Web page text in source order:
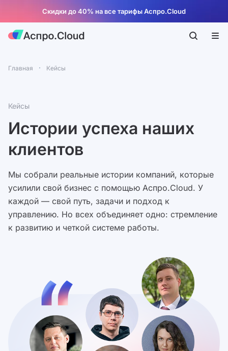
Скидки до 40% на все тарифы Аспро.Cloud
Главная Кейсы
Кейсы
Истории успеха наших
клиентов
Мы собрали реальные истории компаний, которые
усилили свой бизнес с помощью Аспро.Cloud. У
каждой — свой путь, задачи и подход к
управлению. Но всех объединяет одно: стремление
к развитию и четкой системе работы.